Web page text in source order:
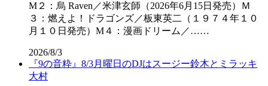
M２：烏 Raven／米津玄師（2026年6月15日発売）Ｍ
３：燃えよ！ドラゴンズ／板東英二（１９７４年１０
月１０日発売）M４：漫画ドリーム／……
2026/8/3
『9の音粋』8/3月曜日のDJはスージー鈴木とミラッキ
大村